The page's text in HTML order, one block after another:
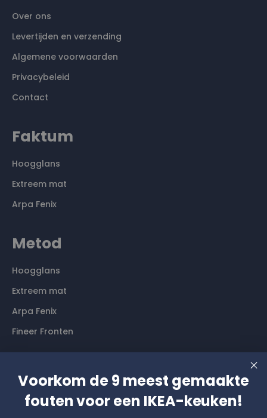
Over ons
Levertijden en verzending
Algemene voorwaarden
Privacybeleid
Contact
Faktum
Hoogglans
Extreem mat
Arpa Fenix
Metod
Hoogglans
Extreem mat
Arpa Fenix
Fineer Fronten
Contact
Langs komen? Graag even een afspraak maken. Dan
Voorkom de 9 meest gemaakte
fouten voor een IKEA-keuken!